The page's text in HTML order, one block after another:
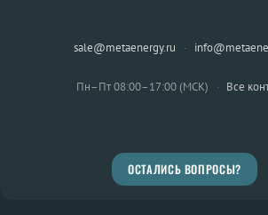
sale@metaenergy.ru ·
Пн–Пт 08:00–17:00 (МСК) · Все
ОСТАЛИСЬ ВОПРОСЫ?